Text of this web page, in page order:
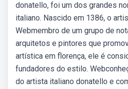
donatello, foi um dos grandes
italiano. Nascido em 1386, o
Webmembro de um grupo de
arquitetos e pintores que
artística em florença, ele é
fundadores do estilo.
do artista italiano donatello e